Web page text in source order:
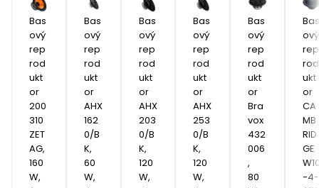
Bas
ový
rep
rod
ukt
or
200
310
ZET
AG,
160
W,
Bas
ový
rep
rod
ukt
or
AHX
162
0/B
K,
60
W,
Bas
ový
rep
rod
ukt
or
AHX
203
0/B
K,
120
W,
Bas
ový
rep
rod
ukt
or
AHX
253
0/B
K,
120
W,
Bas
ový
rep
rod
ukt
or
Bra
vox
432
006
,
80
Bas
ový
rep
rod
ukt
or
CA
MB
RID
GE
-4-